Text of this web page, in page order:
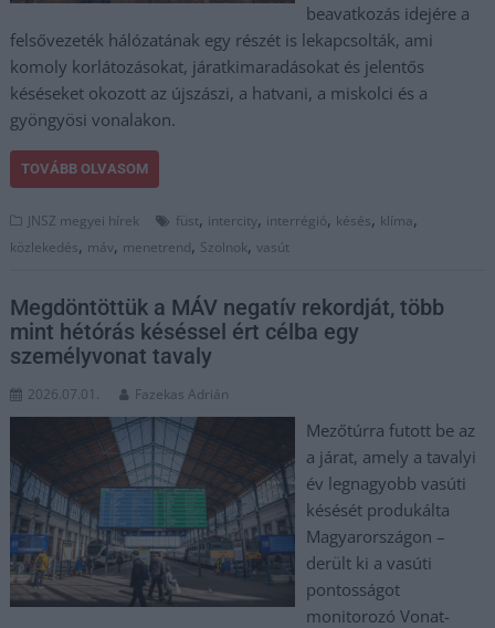
beavatkozás idejére a
felsővezeték hálózatának egy részét is lekapcsolták, ami
komoly korlátozásokat, járatkimaradásokat és jelentős
késéseket okozott az újszászi, a hatvani, a miskolci és a
gyöngyösi vonalakon.
TOVÁBB OLVASOM
JNSZ megyei hírek füst, intercity, interrégió, késés, klíma,
közlekedés, máv, menetrend, Szolnok,vasút
Megdöntöttük a MÁV negatív rekordját, több
mint hétórás késéssel ért célba egy
személyvonat tavaly
2026.07.01. Fazekas Adrián
Mezőtúrra futott be az
a járat, amely a tavalyi
év legnagyobb vasúti
késését produkálta
Magyarországon –
derült ki a vasúti
pontosságot
monitorozó Vonat-